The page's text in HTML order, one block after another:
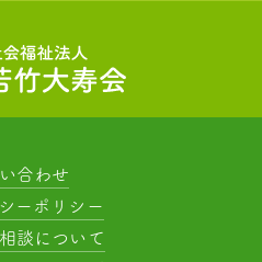
合わせ
ーポリシー
談について